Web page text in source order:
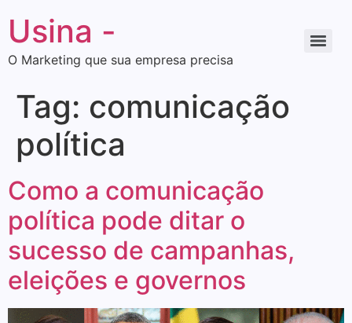
Usina -
O Marketing que sua empresa precisa
Tag: comunicação
política
Como a comunicação
política pode ditar o
sucesso de campanhas,
eleições e governos